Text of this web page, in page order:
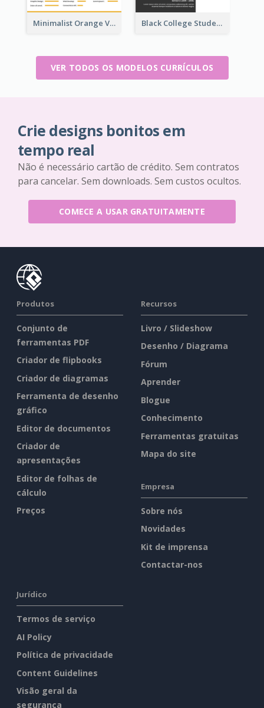
Minimalist Orange Vintage Resume Black College Student Resume
VER TODOS OS MODELOS CURRÍCULOS
Crie designs bonitos em
tempo real
Não é necessário cartão de crédito. Sem contratos
para cancelar. Sem downloads. Sem custos ocultos.
COMECE A USAR GRATUITAMENTE
Produtos
Conjunto de
ferramentas PDF
Criador de flipbooks
Criador de diagramas
Ferramenta de desenho
gráfico
Editor de documentos
Criador de
apresentações
Editor de folhas de
cálculo
Preços
Recursos
Livro / Slideshow
Desenho / Diagrama
Fórum
Aprender
Blogue
Conhecimento
Ferramentas gratuitas
Mapa do site
Empresa
Sobre nós
Novidades
Kit de imprensa
Contactar-nos
Jurídico
Termos de serviço
AI Policy
Política de privacidade
Content Guidelines
Visão geral da
segurança